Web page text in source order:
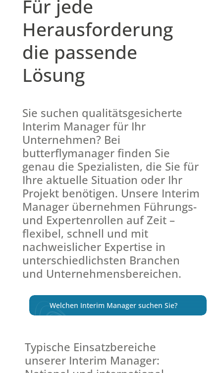
Für jede
Herausforderung
die passende
Lösung
Sie suchen qualitätsgesicherte
Interim Manager für Ihr
Unternehmen? Bei
butterflymanager finden Sie
genau die Spezialisten, die Sie für
Ihre aktuelle Situation oder Ihr
Projekt benötigen. Unsere Interim
Manager übernehmen Führungs-
und Expertenrollen auf Zeit –
flexibel, schnell und mit
nachweislicher Expertise in
unterschiedlichsten Branchen
und Unternehmensbereichen.
Welchen Interim Manager suchen Sie?
Typische Einsatzbereiche
unserer Interim Manager: